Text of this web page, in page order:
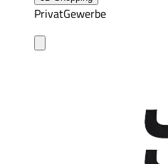
PrivatGewerbe